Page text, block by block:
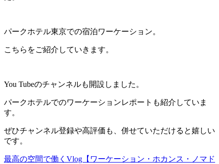
パークホテル東京での宿泊ワーケーション。
こちらをご紹介していきます。
You Tubeのチャンネルも開設しました。
パークホテルでのワーケーションレポートも紹介していま
す。
ぜひチャンネル登録や高評価も、併せていただけると嬉しい
です。
最高の空間で働くVlog【ワーケーション・ホカンス・ノマド